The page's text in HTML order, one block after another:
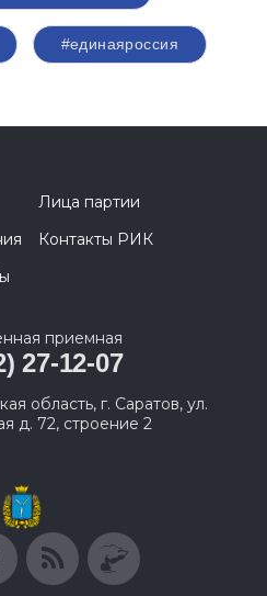
#единаяроссия
Лица партии
Контакты РИК
приемная
27-12-07
область, г. Саратов, ул.
д. 72, строение 2